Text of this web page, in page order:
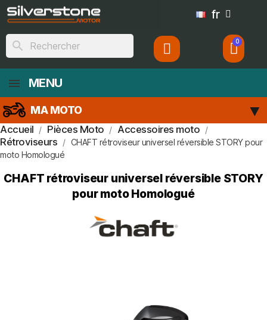
fr
search
MENU
MA MOTO
Accueil Pièces Moto
Accessoires moto
Rétroviseurs
CHAFT rétroviseur universel réversible STORY pour
moto Homologué
CHAFT rétroviseur universel réversible STORY
pour moto Homologué